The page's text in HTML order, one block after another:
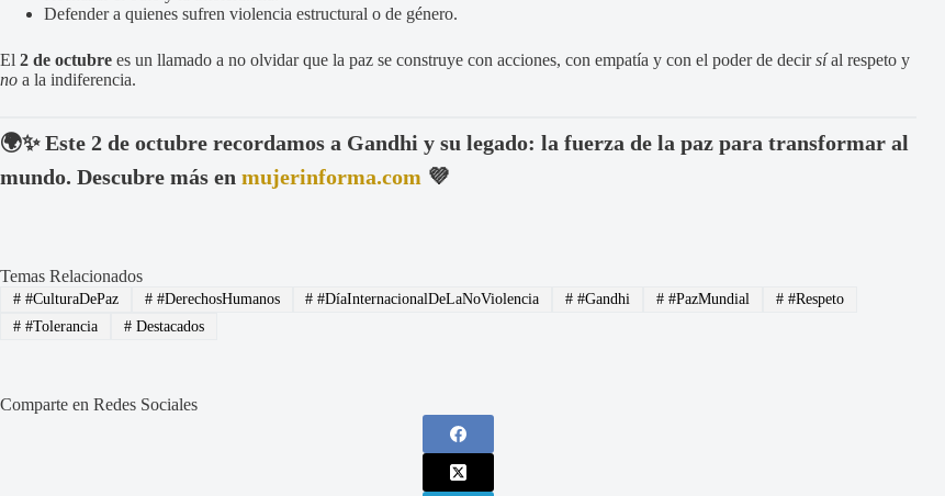
Defender a quienes sufren violencia estructural o de género.
El 2 de octubre es un llamado a no olvidar que la paz se construye con acciones, con empatía y con el poder de decirsíal respeto y
no a la indiferencia.
🌍✨ Este 2 de octubre recordamos a Gandhi y su legado: la fuerza de la paz para transformar al
mundo. Descubre más en mujerinforma.com 💜
Temas Relacionados
##CulturaDePaz ##DerechosHumanos # #DíaInternacionalDeLaNoViolencia # #Gandhi # #PazMundial ##Respeto
##Tolerancia #Destacados
Comparte en Redes Sociales